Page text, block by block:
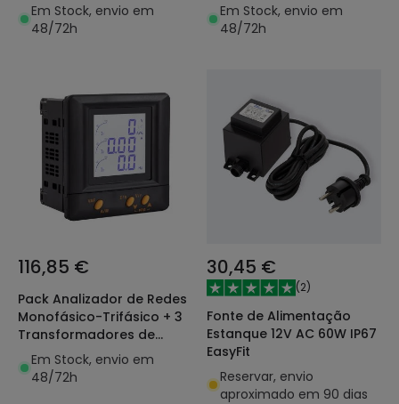
Em Stock, envio em
48/72h
Em Stock, envio em
48/72h
116,85 €
Pack Analizador de Redes
Monofásico-Trifásico + 3
Transformadores de
Intensidade
Em Stock, envio em
48/72h
30,45 €
(2)
Fonte de Alimentação
Estanque 12V AC 60W IP67
EasyFit
Reservar, envio
aproximado em 90 dias